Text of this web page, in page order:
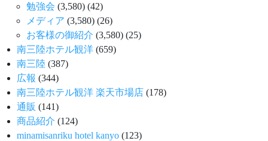
勉強会 (3,580) (42)
メディア (3,580) (26)
お客様の御紹介 (3,580) (25)
南三陸ホテル観洋 (659)
南三陸 (387)
広報 (344)
南三陸ホテル観洋 楽天市場店 (178)
通販 (141)
商品紹介 (124)
minamisanriku hotel kanyo (123)